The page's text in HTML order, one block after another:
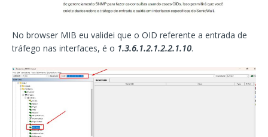
No browser MIB eu validei que o OID referente a entrada de
tráfego nas interfaces, é o 1.3.6.1.2.1.2.2.1.10.